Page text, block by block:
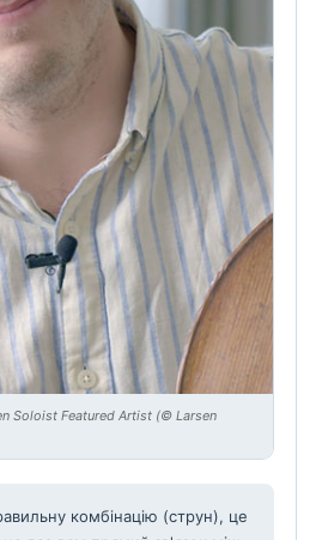
Soloist Featured Artist (© Larsen
комбінацію (струн), це